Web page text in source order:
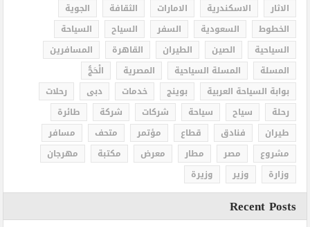
الاثار الاسكندرية الامارات الثقافة
الجوية
الخطوط
السعودية السفر السياح
السياحة
السياحية
الصين الطيران القاهرة
المسافرين
المسلة
المسلة السياحية المصرية
الْحَجُّ
بوابة السياحة العربية
بوينج خدمات دبى
رحلات
رحلة
سياح سياحة شركات شركة
طائرة
طيران
فنادق قطاع مؤتمر متحف
مسافر
مشروع
مصر مطار معرض مكتبة
مهرجان
وزارة
وزير وزيرة
Recent Posts